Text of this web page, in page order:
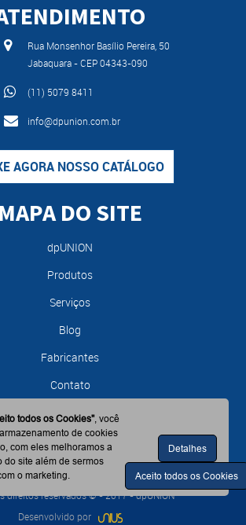
Rua Monsenhor Basílio Pereira, 50
Jabaquara - CEP 04343-090
(11) 5079 8411
info@dpunion.com.br
AGORA NOSSO CATÁLOGO
MAPA DO SITE
dpUNION
Produtos
Serviços
Blog
Fabricantes
Contato
direitos reservados © - 2017 - dpUNION
Desenvolvido por
todos os Cookies", você
de cookies
com eles melhoramos a
do site além de sermos
o marketing.
Detalhes
Aceito todos os Cookies